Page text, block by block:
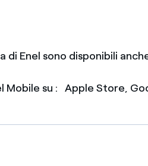
Enel sono disponibili
Mobile su : Apple Store,